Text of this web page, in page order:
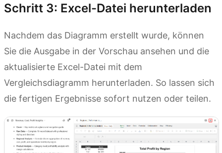
Schritt 3: Excel-Datei herunterladen
Nachdem das Diagramm erstellt wurde, können
Sie die Ausgabe in der Vorschau ansehen und die
aktualisierte Excel-Datei mit dem
Vergleichsdiagramm herunterladen. So lassen sich
die fertigen Ergebnisse sofort nutzen oder teilen.